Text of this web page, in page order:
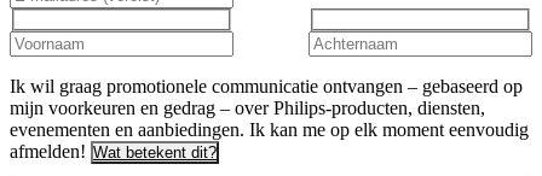
Ik wil graag promotionele communicatie ontvangen – gebaseerd op
mijn voorkeuren en gedrag – over Philips-producten, diensten,
evenementen en aanbiedingen. Ik kan me op elk moment eenvoudig
afmelden! Wat betekent dit?